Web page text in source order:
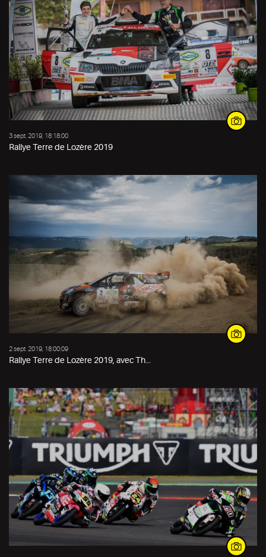
3 sept. 2019, 18:18:00
Rallye Terre de Lozère 2019
2 sept. 2019, 18:00:09
Rallye Terre de Lozère 2019, avec Th...